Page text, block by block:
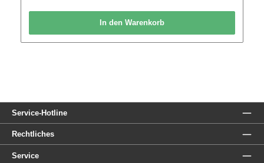
In den Warenkorb
Service-Hotline
Rechtliches
Service